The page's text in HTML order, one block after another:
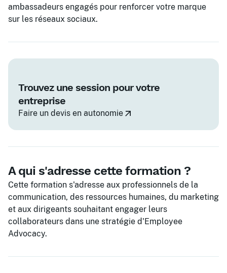
ambassadeurs engagés pour renforcer votre marque
sur les réseaux sociaux.
Trouvez une session pour votre
entreprise
Faire un devis en autonomie
A qui s'adresse cette formation ?
Cette formation s'adresse aux professionnels de la
communication, des ressources humaines, du marketing
et aux dirigeants souhaitant engager leurs
collaborateurs dans une stratégie d'Employee
Advocacy.